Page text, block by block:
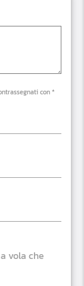
con *
vola che